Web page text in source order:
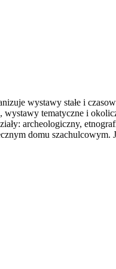
wystawy stałe i
tematyczne i
archeologiczny,
domu szachulcowym.